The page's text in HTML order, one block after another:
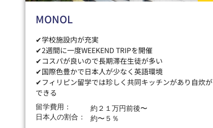
MONOL
✔学校施設内が充実
✔2週間に一度WEEKEND TRIPを開催
✔コスパが良いので長期滞在生徒が多い
✔国際色豊かで日本人が少なく英語環境
✔フィリピン留学では珍しく共同キッチンがあり自炊が
できる
留学費用：
約２１万円前後〜
日本人の割合：
約〜５％